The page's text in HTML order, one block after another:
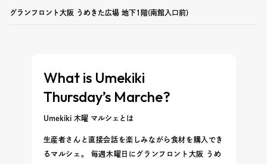
グランフロント大阪 うめきた広場 地下1階(南館入口前)
What is Umekiki
Thursday’s Marche?
Umekiki 木曜 マルシェとは
生産者さんと直接会話を楽しみながら食材を購入でき
るマルシェ。 毎週木曜日にグランフロント大阪 うめ